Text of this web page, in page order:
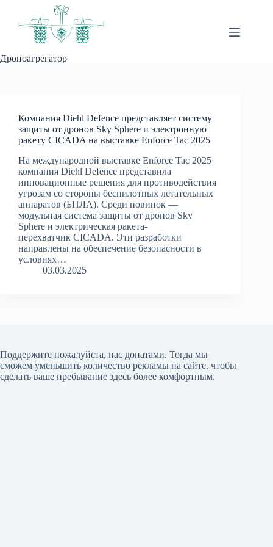
Дроноагрегатор
Компания Diehl Defence представляет систему
защиты от дронов Sky Sphere и электронную
ракету CICADA на выставке Enforce Tac 2025
На международной выставке Enforce Tac 2025
компания Diehl Defence представила
инновационные решения для противодействия
угрозам со стороны беспилотных летательных
аппаратов (БПЛА). Среди новинок —
модульная система защиты от дронов Sky
Sphere и электрическая ракета-
перехватчик CICADA. Эти разработки
направлены на обеспечение безопасности в
условиях…
03.03.2025
Поддержите пожалуйста, нас донатами. Тогда мы
сможем уменьшить количество рекламы на сайте. чтобы
сделать ваше пребывание здесь более комфортным.